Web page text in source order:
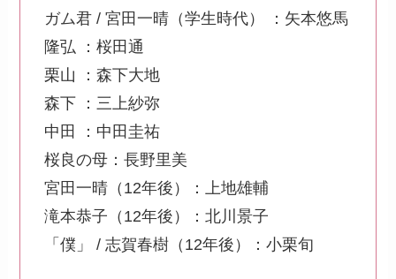
ガム君 / 宮田一晴（学生時代） ：矢本悠馬
隆弘 ：桜田通
栗山 ：森下大地
森下 ：三上紗弥
中田 ：中田圭祐
桜良の母：長野里美
宮田一晴（12年後）：上地雄輔
滝本恭子（12年後）：北川景子
「僕」 / 志賀春樹（12年後）：小栗旬